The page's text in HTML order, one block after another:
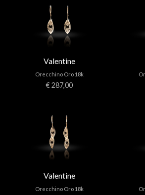
Valentine
Orecchino Oro 18k
€ 287,00
Valentine
Orecchino Oro 18k